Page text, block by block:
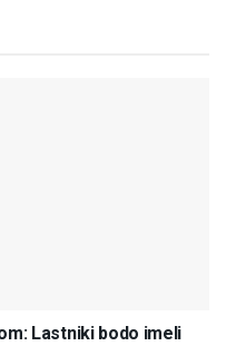
Lastniki bodo imeli